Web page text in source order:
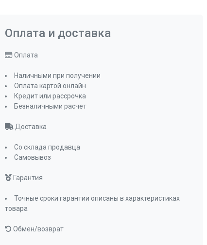
Оплата и доставка
Оплата
Наличными при получении
Оплата картой онлайн
Кредит или рассрочка
Безналичными расчет
Доставка
Со склада продавца
Самовывоз
Гарантия
Точные сроки гарантии описаны в характеристиках
товара
Обмен/возврат